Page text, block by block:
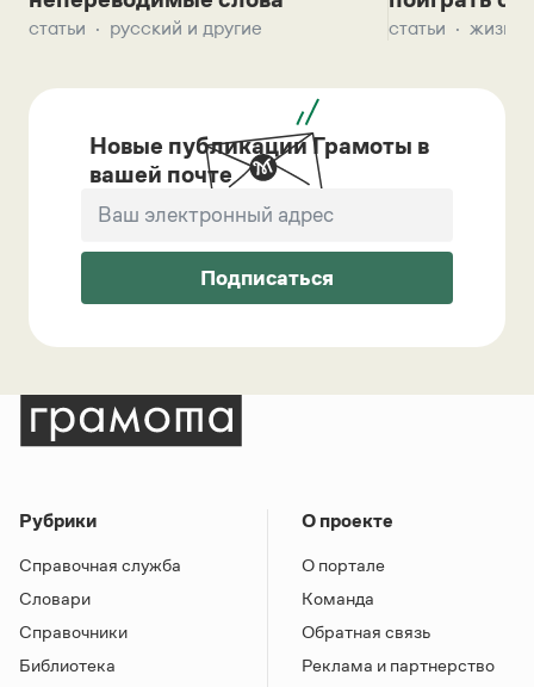
статьи русский и другие статьи жизнь
Новые публикации Грамоты в
вашей почте
Подписаться
Рубрики
Справочная служба
Словари
Справочники
Библиотека
О проекте
О портале
Команда
Обратная связь
Реклама и партнерство